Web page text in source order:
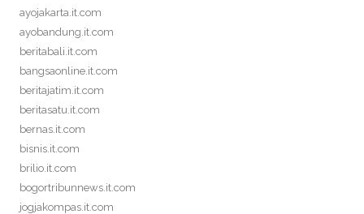
ayojakarta.it.com
ayobandung.it.com
beritabali.it.com
bangsaonline.it.com
beritajatim.it.com
beritasatu.it.com
bernas.it.com
bisnis.it.com
brilio.it.com
bogortribunnews.it.com
jogjakompas.it.com